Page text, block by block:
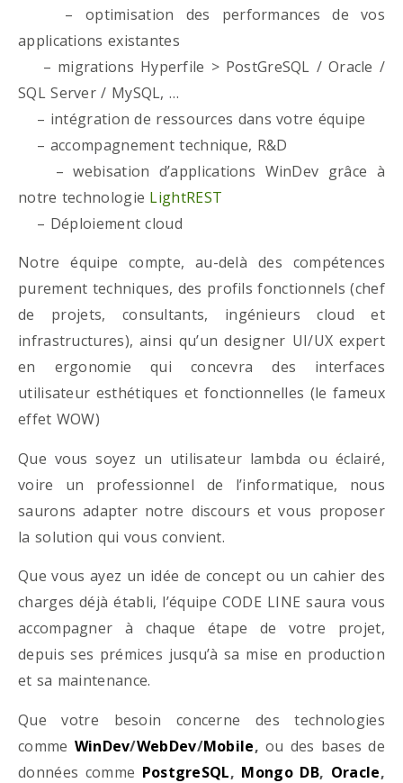
– optimisation des performances de vos
applications existantes
– migrations Hyperfile > PostGreSQL / Oracle /
SQL Server / MySQL, …
– intégration de ressources dans votre équipe
– accompagnement technique, R&D
– webisation d’applications WinDev grâce à
notre technologie LightREST
– Déploiement cloud
Notre équipe compte, au-delà des compétences
purement techniques, des profils fonctionnels (chef
de projets, consultants, ingénieurs cloud et
infrastructures), ainsi qu’un designer UI/UX expert
en ergonomie qui concevra des interfaces
utilisateur esthétiques et fonctionnelles (le fameux
effet WOW)
Que vous soyez un utilisateur lambda ou éclairé,
voire un professionnel de l’informatique, nous
saurons adapter notre discours et vous proposer
la solution qui vous convient.
Que vous ayez un idée de concept ou un cahier des
charges déjà établi, l’équipe CODE LINE saura vous
accompagner à chaque étape de votre projet,
depuis ses prémices jusqu’à sa mise en production
et sa maintenance.
Que votre besoin concerne des technologies
comme WinDev/WebDev/Mobile, ou des bases de
données comme PostgreSQL, Mongo DB, Oracle,